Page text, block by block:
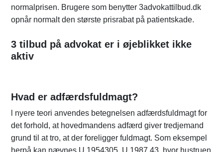
normalprisen. Brugere som benytter 3advokattilbud.dk
opnår normalt den største prisrabat på patientskade.
3 tilbud på advokat er i øjeblikket ikke
aktiv
Hvad er adfærdsfuldmagt?
l nyere teori anvendes betegnelsen adfærdsfuldmagt for
det forhold, at hovedmandens adfærd giver tredjemand
grund til at tro, at der foreligger fuldmagt. Som eksempel